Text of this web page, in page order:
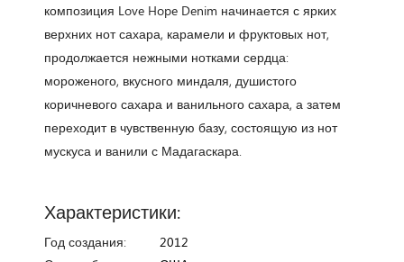
композиция Love Hope Denim начинается с ярких
верхних нот сахара, карамели и фруктовых нот,
продолжается нежными нотками сердца:
мороженого, вкусного миндаля, душистого
коричневого сахара и ванильного сахара, а затем
переходит в чувственную базу, состоящую из нот
мускуса и ванили с Мадагаскара.
Характеристики:
Год создания:
2012